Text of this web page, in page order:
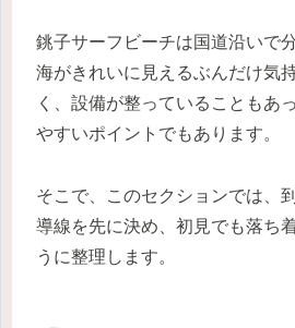
銚子サーフビーチは国道沿いで
海がきれいに見えるぶんだけ気
く、設備が整っていることもあ
やすいポイントでもあります。
そこで、このセクションでは、
導線を先に決め、初見でも落ち
うに整理します。